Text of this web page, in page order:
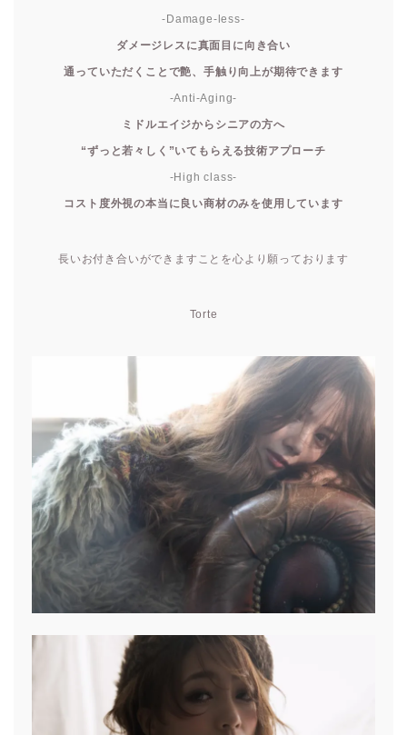
-Damage-less-
ダメージレスに真面目に向き合い
通っていただくことで艶、手触り向上が期待できます
-Anti-Aging-
ミドルエイジからシニアの方へ
“ずっと若々しく”いてもらえる技術アプローチ
-High class-
コスト度外視の本当に良い商材のみを使用しています
長いお付き合いができますことを心より願っております
Torte